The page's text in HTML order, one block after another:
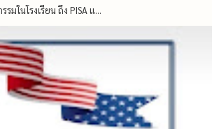
ในโรงเรียน ถึง PISA แ...